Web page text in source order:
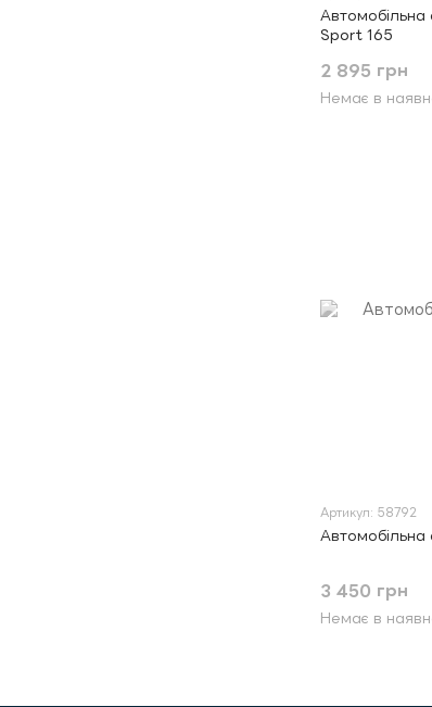
Автомобільна
Sport 165
2 895 грн
Немає в
Артикул: 58792
Автомобільна
3 450 грн
Немає в